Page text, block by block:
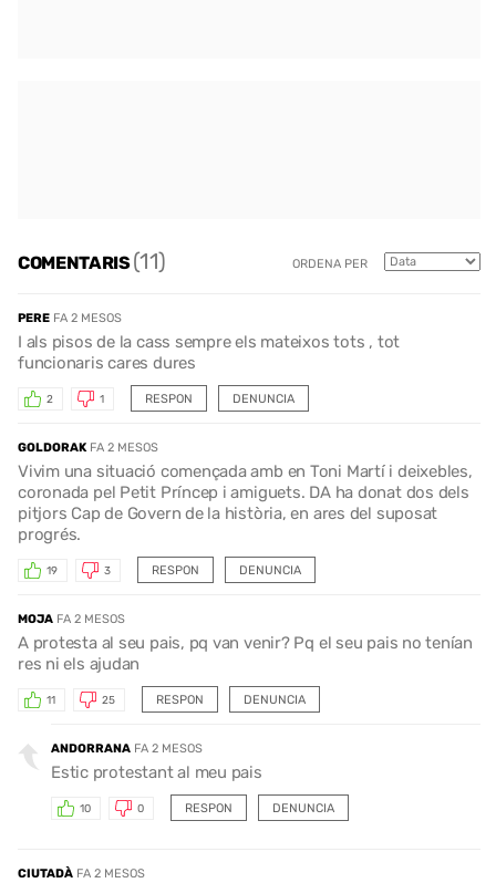
COMENTARIS(11) ORDENA PER
PERE FA 2 MESOS
I als pisos de la cass sempre els mateixos tots , tot
funcionaris cares dures
RESPON
2 1 DENUNCIA
GOLDORAK FA 2 MESOS
Vivim una situació començada amb en Toni Martí i deixebles,
coronada pel Petit Príncep i amiguets. DA ha donat dos dels
pitjors Cap de Govern de la història, en ares del suposat
progrés.
RESPON
19 3 DENUNCIA
MOJA FA 2 MESOS
A protesta al seu pais, pq van venir? Pq el seu pais no tenían
res ni els ajudan
RESPON
11 25 DENUNCIA
ANDORRANA FA 2 MESOS
Estic protestant al meu pais
RESPON
10 0 DENUNCIA
CIUTADÀ FA 2 MESOS